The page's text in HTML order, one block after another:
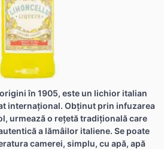
în 1905, este un lichior italian
internațional. Obținut prin infuzarea
urmează o rețetă tradițională care
a lămâilor italiene. Se poate
camerei, simplu, cu apă, apă